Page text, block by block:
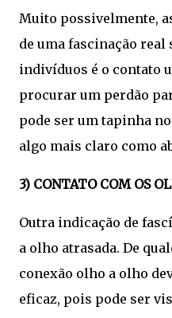
Muito possivelmente,
de uma fascinação
indivíduos é o contato
procurar um perdão
pode ser um tapinha
algo mais claro como
3) CONTATO COM OS
Outra indicação de
a olho atrasada. De
conexão olho a olho
eficaz, pois pode ser